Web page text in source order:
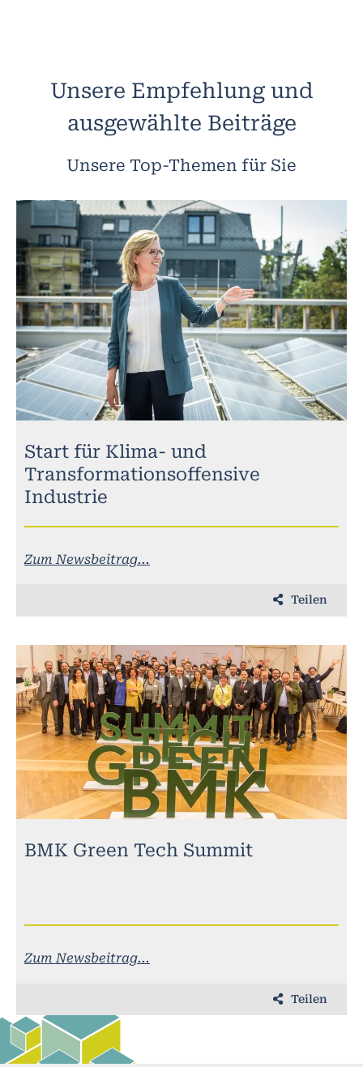
Unsere Empfehlung und
ausgewählte Beiträge
Unsere Top-Themen für Sie
Start für Klima- und
Transformationsoffensive
Industrie
Zum Newsbeitrag...
Teilen
BMK Green Tech Summit
Zum Newsbeitrag...
Teilen